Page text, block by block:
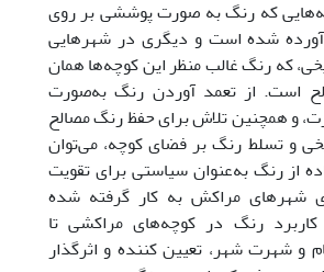
که رنگ به صورت پوششی بر روی
شده است و دیگری در شهرهایی
که رنگ غالب منظر این کوچه‌ها همان
است. از تعمد آوردن رنگ به‌صورت
و همچنین تلاش برای حفظ رنگ مصالح
و تسلط رنگ بر فضای کوچه، می‌توان
از رنگ به‌عنوان سیاستی برای تقویت
مراکش به کار گرفته شده
رنگ در کوچه‌های مراکشی‌ تا
و شهرت شهر، تعیین کننده و اثرگذار